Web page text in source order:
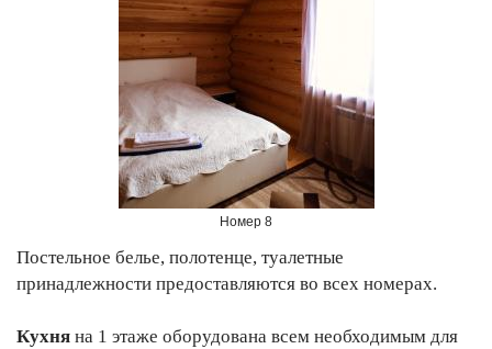
Номер 8
Постельное белье, полотенце, туалетные
принадлежности предоставляются во всех номерах.
Кухня на 1 этаже оборудована всем необходимым для